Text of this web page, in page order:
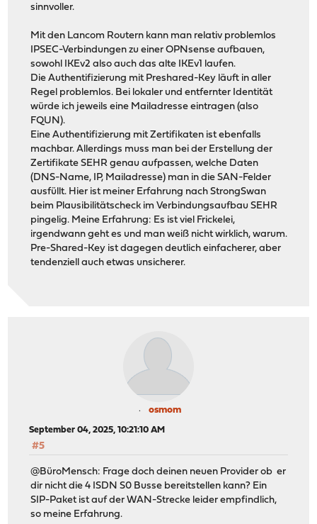
sinnvoller.
Mit den Lancom Routern kann man relativ problemlos
IPSEC-Verbindungen zu einer OPNsense aufbauen,
sowohl IKEv2 also auch das alte IKEv1 laufen.
Die Authentifizierung mit Preshared-Key läuft in aller
Regel problemlos. Bei lokaler und entfernter Identität
würde ich jeweils eine Mailadresse eintragen (also
FQUN).
Eine Authentifizierung mit Zertifikaten ist ebenfalls
machbar. Allerdings muss man bei der Erstellung der
Zertifikate SEHR genau aufpassen, welche Daten
(DNS-Name, IP, Mailadresse) man in die SAN-Felder
ausfüllt. Hier ist meiner Erfahrung nach StrongSwan
beim Plausibilitätscheck im Verbindungsaufbau SEHR
pingelig. Meine Erfahrung: Es ist viel Frickelei,
irgendwann geht es und man weiß nicht wirklich, warum.
Pre-Shared-Key ist dagegen deutlich einfacherer, aber
tendenziell auch etwas unsicherer.
osmom
September 04, 2025, 10:21:10 AM
#5
@BüroMensch: Frage doch deinen neuen Provider ob er
dir nicht die 4 ISDN S0 Busse bereitstellen kann? Ein
SIP-Paket ist auf der WAN-Strecke leider empfindlich,
so meine Erfahrung.